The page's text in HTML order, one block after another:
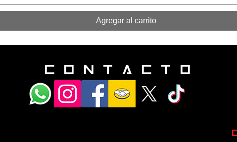
Agregar al carrito
contacto